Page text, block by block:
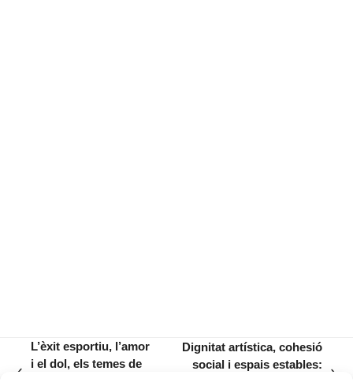
L’èxit esportiu, l’amor
i el dol, els temes de
Dignitat artística, cohesió
social i espais estables: